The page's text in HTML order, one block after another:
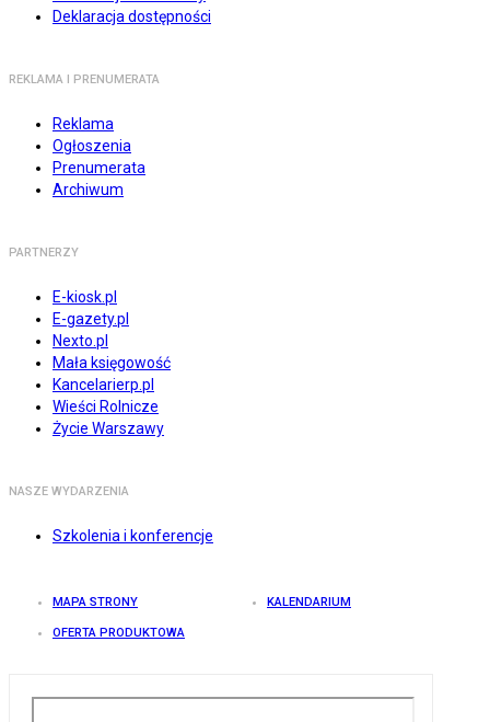
Deklaracja dostępności
REKLAMA I PRENUMERATA
Reklama
Ogłoszenia
Prenumerata
Archiwum
PARTNERZY
E-kiosk.pl
E-gazety.pl
Nexto.pl
Mała księgowość
Kancelarierp.pl
Wieści Rolnicze
Życie Warszawy
NASZE WYDARZENIA
Szkolenia i konferencje
MAPA STRONY KALENDARIUM
OFERTA PRODUKTOWA